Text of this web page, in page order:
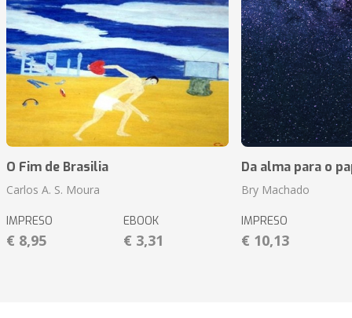
O Fim de Brasilia
Carlos A. S. Moura
IMPRESO
€ 8,95
EBOOK
€ 3,31
Da alma para o
Bry Machado
IMPRESO
€ 10,13